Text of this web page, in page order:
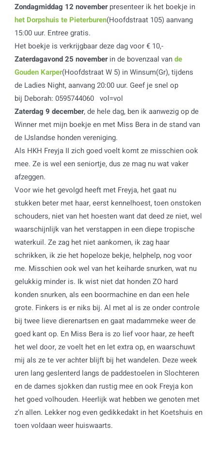
Zondagmiddag 12 novemberpresenteer ik het boekje in
het Dorpshuis te Pieterburen(Hoofdstraat 105) aanvang
15:00 uur. Entree gratis.
Het boekje is verkrijgbaar deze dag voor € 10,-
Zaterdagavond 25 novemberin de bovenzaal vande
Gouden Karper(Hoofdstraat W 5) in Winsum(Gr), tijdens
de Ladies Night, aanvang 20:00 uur. Geef je snel op
bij Deborah: 0595744060 vol=vol
Zaterdag 9 december, de hele dag, ben ik aanwezig op de
Winner met mijn boekje en met Miss Bera in de stand van
de IJslandse honden vereniging.
Als HKH Freyja II zich goed voelt komt ze misschien ook
mee. Ze is wel een seniortje, dus ze mag nu wat vaker
afzeggen.
Voor wie het gevolgd heeft met Freyja, het gaat nu
stukken beter met haar, eerst kennelhoest, toen onstoken
schouders, niet van het hoesten want dat deed ze niet, wel
waarschijnlijk van het verstappen in een diepe tropische
waterkuil. Ze zag het niet aankomen, ik zag haar
schrikken, ik zie het hopeloze bekje, helphelp, nog voor
me. Misschien ook wel van het keiharde snurken, wat nu
gelukkig minder is. Ik wist niet dat honden ZO hard
konden snurken, als een boormachine en dan een hele
grote. Finkers is er niks bij. Al met al is ze onder controle
bij twee lieve dierenartsen en gaat madammeke weer de
goed kant op. En Miss Bera is zo lief voor haar, ze heeft
het wel door, ze voelt het en let extra op, en waarschuwt
mij als ze te ver achter blijft bij het wandelen. Deze week
uren lang geslenterd langs de paddestoelen in Slochteren
en de dames sjokken dan rustig mee en ook Freyja kon
het goed volhouden. Heerlijk wat hebben we genoten met
z’n allen. Lekker nog even gedikkedakt in het Koetshuis en
toen voldaan weer huiswaarts.